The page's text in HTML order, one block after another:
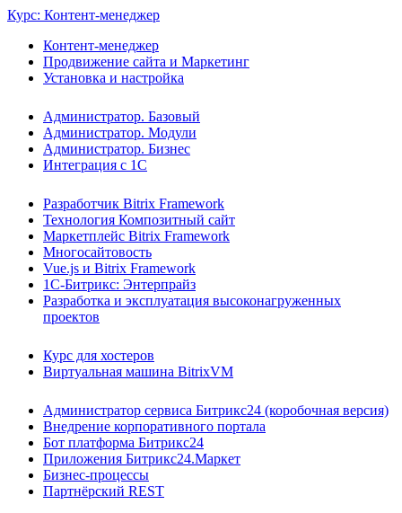
Курс: Контент-менеджер
Контент-менеджер
Продвижение сайта и Маркетинг
Установка и настройка
Администратор. Базовый
Администратор. Модули
Администратор. Бизнес
Интеграция с 1С
Разработчик Bitrix Framework
Технология Композитный сайт
Маркетплейс Bitrix Framework
Многосайтовость
Vue.js и Bitrix Framework
1С-Битрикс: Энтерпрайз
Разработка и эксплуатация высоконагруженных
проектов
Курс для хостеров
Виртуальная машина BitrixVM
Администратор сервиса Битрикс24 (коробочная версия)
Внедрение корпоративного портала
Бот платформа Битрикс24
Приложения Битрикс24.Маркет
Бизнес-процессы
Партнёрский REST